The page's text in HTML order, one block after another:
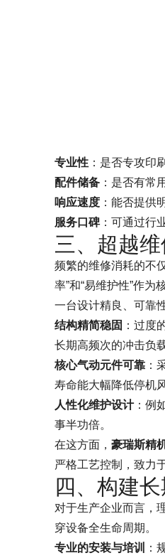
专业性 ：是否专攻印
配件储备 ：是否有常
响应速度 ：能否提供
服务口碑：可通过行
三、超越
频繁的维修消耗的不
率”和“易维护性”作为
一台设计精良、可靠
结构精简稳固 ：过度
长期高频次的冲击负载
核心气动元件可靠 ：
寿命能大幅降低停机
人性化维护设计：例
事半功倍。
在这方面， 豪瑞斯精
严格工艺控制，致力
四、构建
对于生产企业而言，
穿设备全生命周期。
专业的安装与培训
：